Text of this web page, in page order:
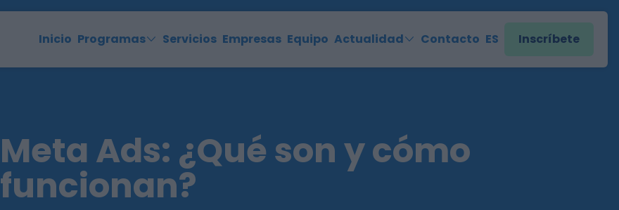
Inicio Programas Servicios Empresas Equipo Actualidad Contacto ES Inscríbete
Meta Ads: ¿Qué son y cómo
funcionan?